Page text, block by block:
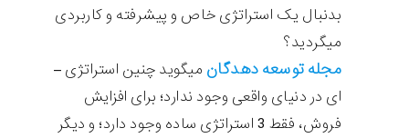
بدنبال یک استراتژی خاص و پیشرفته و کاربردی
میگردید؟
مجله توسعه دهدگان میگوید چنین استراتژی –
ای در دنیای واقعی وجود ندارد؛ برای افزایش
فروش، فقط 3 استراتژی ساده وجود دارد؛ و دیگر